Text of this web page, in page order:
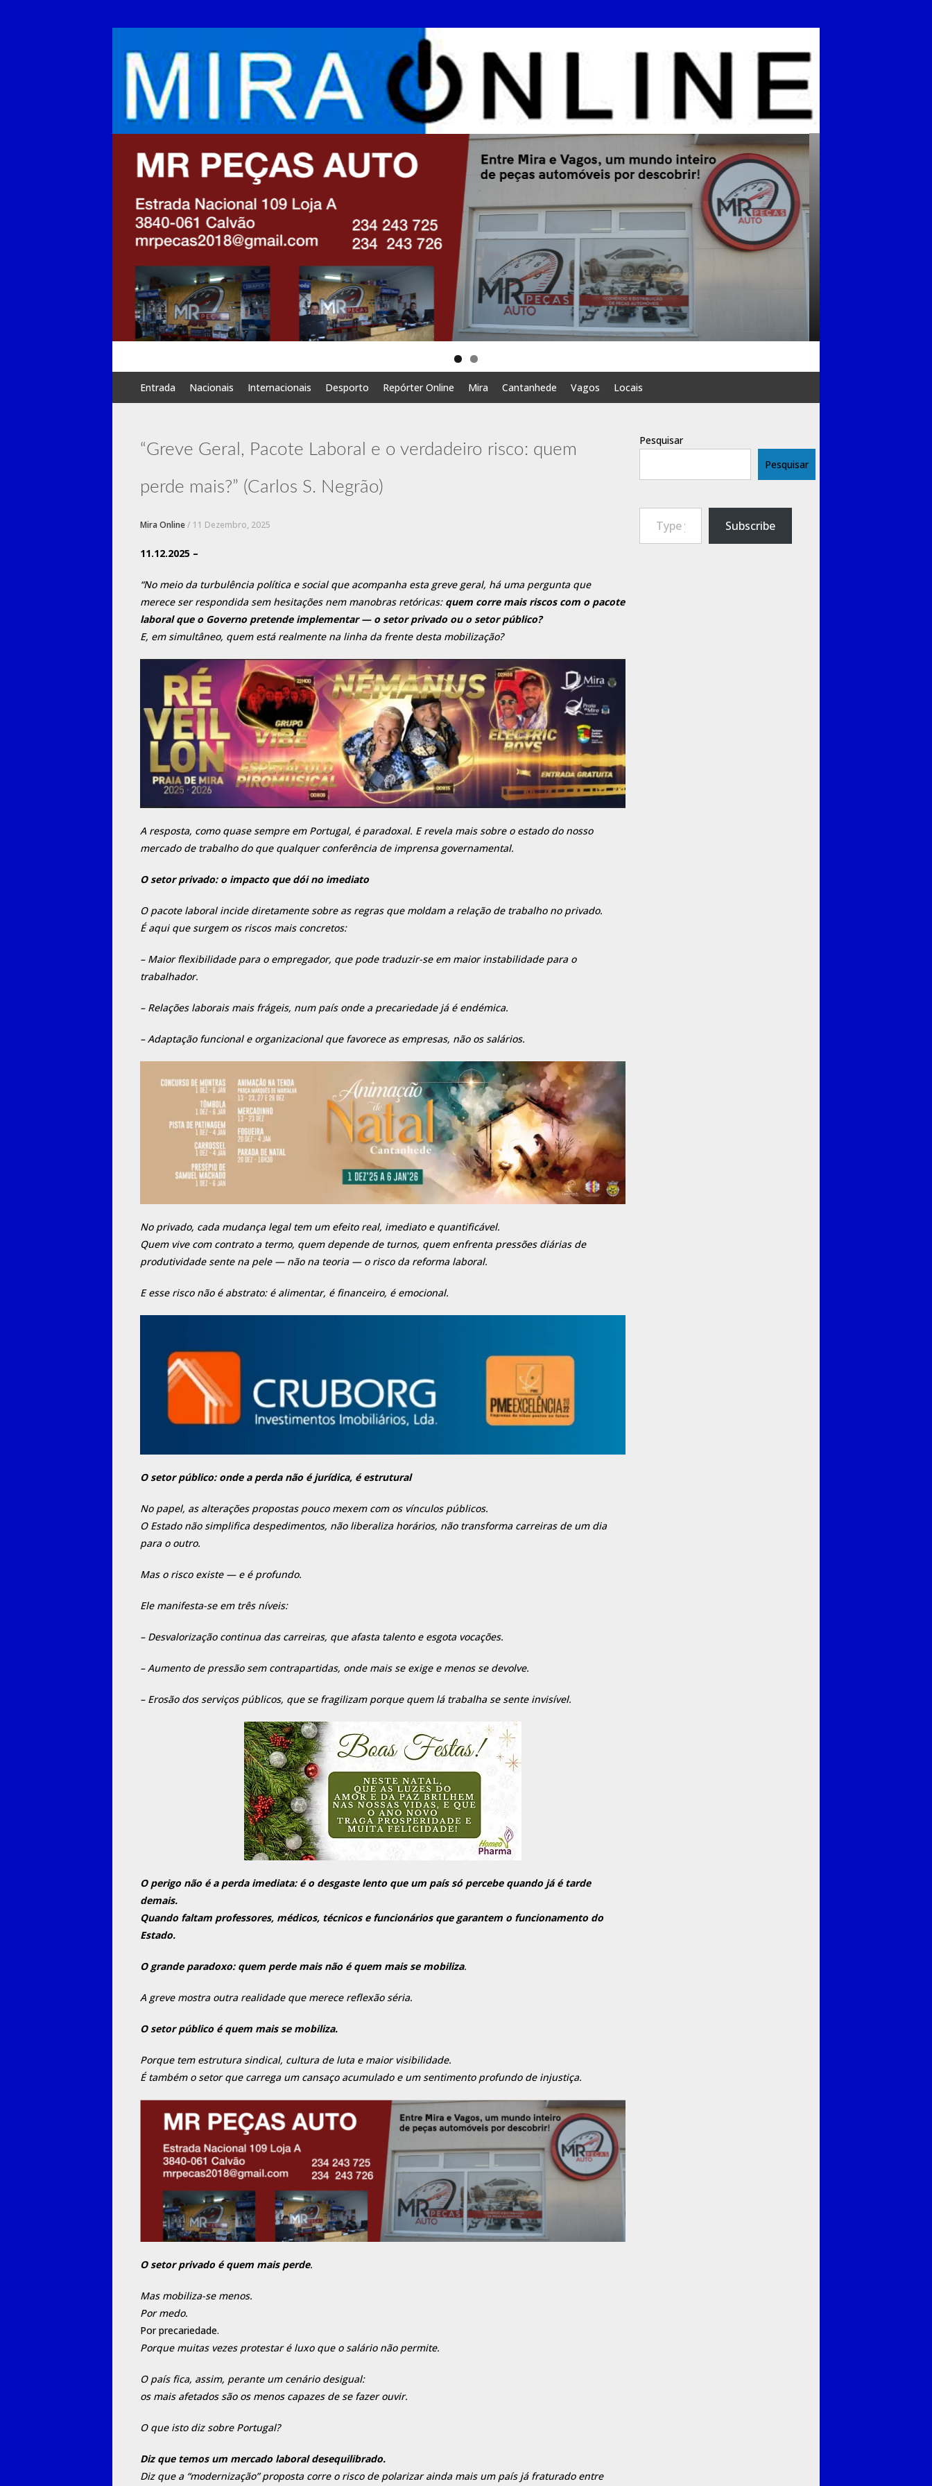
to
Entrada Nacionais Internacionais Desporto Repórter Online Mira Cantanhede Vagos Locais
“Greve Geral, Pacote Laboral e o verdadeiro risco: quem
perde mais?” (Carlos S. Negrão)
Mira Online/ 11 Dezembro, 2025
11.12.2025 –
“No meio da turbulência política e social que acompanha esta greve geral, há uma pergunta que
merece ser respondida sem hesitações nem manobras retóricas: quem corre mais riscos com o pacote
laboral que o Governo pretende implementar — o setor privado ou o setor público?
E, em simultâneo, quem está realmente na linha da frente desta mobilização?
A resposta, como quase sempre em Portugal, é paradoxal. E revela mais sobre o estado do nosso
mercado de trabalho do que qualquer conferência de imprensa governamental.
O setor privado: o impacto que dói no imediato
O pacote laboral incide diretamente sobre as regras que moldam a relação de trabalho no privado.
É aqui que surgem os riscos mais concretos:
– Maior flexibilidade para o empregador, que pode traduzir-se em maior instabilidade para o
trabalhador.
– Relações laborais mais frágeis, num país onde a precariedade já é endémica.
– Adaptação funcional e organizacional que favorece as empresas, não os salários.
No privado, cada mudança legal tem um efeito real, imediato e quantificável.
Quem vive com contrato a termo, quem depende de turnos, quem enfrenta pressões diárias de
produtividade sente na pele — não na teoria — o risco da reforma laboral.
E esse risco não é abstrato: é alimentar, é financeiro, é emocional.
O setor público: onde a perda não é jurídica, é estrutural
No papel, as alterações propostas pouco mexem com os vínculos públicos.
O Estado não simplifica despedimentos, não liberaliza horários, não transforma carreiras de um dia
para o outro.
Mas o risco existe — e é profundo.
Ele manifesta-se em três níveis:
– Desvalorização continua das carreiras, que afasta talento e esgota vocações.
– Aumento de pressão sem contrapartidas, onde mais se exige e menos se devolve.
– Erosão dos serviços públicos, que se fragilizam porque quem lá trabalha se sente invisível.
O perigo não é a perda imediata: é o desgaste lento que um país só percebe quando já é tarde
demais.
Quando faltam professores, médicos, técnicos e funcionários que garantem o funcionamento do
Estado.
O grande paradoxo: quem perde mais não é quem mais se mobiliza.
A greve mostra outra realidade que merece reflexão séria.
O setor público é quem mais se mobiliza.
Porque tem estrutura sindical, cultura de luta e maior visibilidade.
É também o setor que carrega um cansaço acumulado e um sentimento profundo de injustiça.
O setor privado é quem mais perde.
Mas mobiliza-se menos.
Por medo.
Por precariedade.
Porque muitas vezes protestar é luxo que o salário não permite.
O país fica, assim, perante um cenário desigual:
os mais afetados são os menos capazes de se fazer ouvir.
O que isto diz sobre Portugal?
Diz que temos um mercado laboral desequilibrado.
Diz que a “modernização” proposta corre o risco de polarizar ainda mais um país já fraturado entre
Pesquisar
Pesquisar
Type your email…
Subscribe